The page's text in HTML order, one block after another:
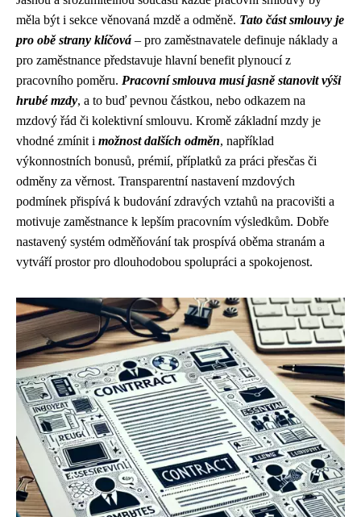
měla být i sekce věnovaná mzdě a odměně. Tato část smlouvy je
pro obě strany klíčová – pro zaměstnavatele definuje náklady a
pro zaměstnance představuje hlavní benefit plynoucí z
pracovního poměru. Pracovní smlouva musí jasně stanovit výši
hrubé mzdy, a to buď pevnou částkou, nebo odkazem na
mzdový řád či kolektivní smlouvu. Kromě základní mzdy je
vhodné zmínit i možnost dalších odměn, například
výkonnostních bonusů, prémií, příplatků za práci přesčas či
odměny za věrnost. Transparentní nastavení mzdových
podmínek přispívá k budování zdravých vztahů na pracovišti a
motivuje zaměstnance k lepším pracovním výsledkům. Dobře
nastavený systém odměňování tak prospívá oběma stranám a
vytváří prostor pro dlouhodobou spolupráci a spokojenost.